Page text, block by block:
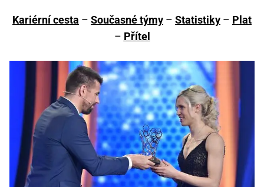
Kariérní cesta – Současné týmy – Statistiky – Plat
– Přítel